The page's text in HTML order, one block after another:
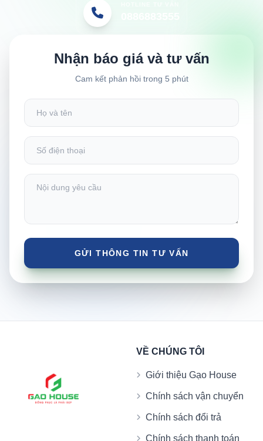
Nhận báo giá và tư vấn
Cam kết phản hồi trong 5 phút
VỀ CHÚNG TÔI
Giới thiệu Gạo House
Chính sách vận chuyển
Chính sách đổi trả
Chính sách thanh toán